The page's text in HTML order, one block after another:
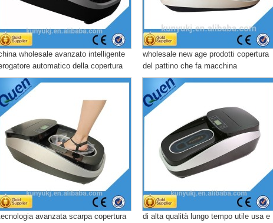
wholesale avanzato intelligente
automatico della copertura
pattino
wholesale new age prodotti copertura
del pattino che fa macchina
avanzata scarpa copertura
di alta qualità lungo tempo utile usa e